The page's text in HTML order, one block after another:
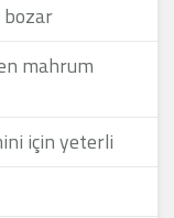
bozar
mahrum
için yeterli